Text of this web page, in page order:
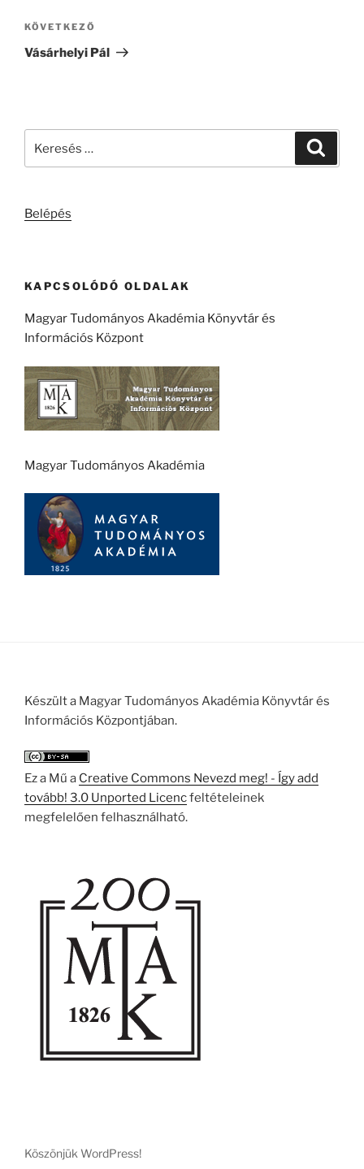
Következő
bejegyzés
KÖVETKEZŐ
Vásárhelyi Pál
Belépés
KAPCSOLÓDÓ OLDALAK
Magyar Tudományos Akadémia Könyvtár és
Információs Központ
Magyar Tudományos Akadémia
Készült a Magyar Tudományos Akadémia Könyvtár és
Információs Központjában.
Ez a Mű a Creative Commons Nevezd meg! - Így add
tovább! 3.0 Unported Licencfeltételeinek
megfelelően felhasználható.
Köszönjük WordPress!